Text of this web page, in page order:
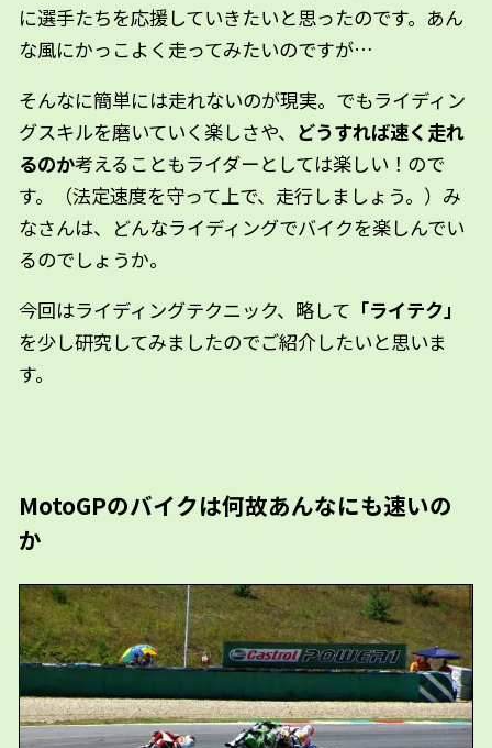
に選手たちを応援していきたいと思ったのです。あん
な風にかっこよく走ってみたいのですが…
そんなに簡単には走れないのが現実。でもライディン
グスキルを磨いていく楽しさや、 どうすれば速く走れ
るのか考えることもライダーとしては楽しい！ので
す。（法定速度を守って上で、走行しましょう。）み
なさんは、どんなライディングでバイクを楽しんでい
るのでしょうか。
今回はライディングテクニック、略して 「ライテク」
を少し研究してみましたのでご紹介したいと思いま
す。
MotoGPのバイクは何故あんなにも速いの
か